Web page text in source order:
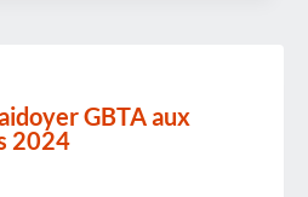
GBTA aux
2024